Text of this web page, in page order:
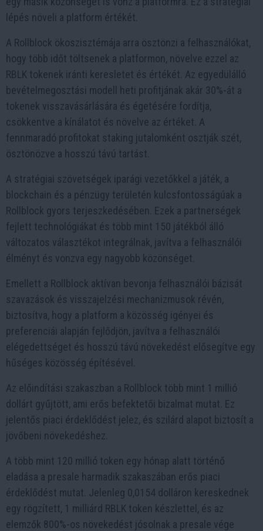
lépés növeli a platform értékét.
A Rollblock ökoszisztémája arra ösztönzi a felhasználókat,
hogy több időt töltsenek a platformon, növelve ezzel az
RBLK tokenek iránti keresletet és értékét. Az egyedülálló
bevételmegosztási modell heti profitjának akár 30%-át a
tokenek visszavásárlására és égetésére fordítja,
csökkentve a kínálatot és növelve az értéket. A
fennmaradó profitokat staking jutalomként osztják szét,
ösztönözve a hosszú távú tartást.
A stratégiai szövetségek iparági vezetőkkel a játék, a
blockchain és a pénzügy területén kulcsfontosságúak a
Rollblock gyors terjeszkedésében. Ezek a partnerségek
fejlett technológiákat és több mint 150 játékból álló
változatos választékot integrálnak, javítva a felhasználói
élményt és vonzva egy nagyobb közönséget.
Emellett a Rollblock aktívan bevonja felhasználói bázisát
szavazások és visszajelzési mechanizmusok révén,
biztosítva, hogy a platform a közösség igényei és
preferenciái alapján fejlődjön, javítva a felhasználói
elégedettséget és hosszú távú növekedést elősegítve egy
hűséges közösség építésével.
Az előindítási szakaszban a Rollblock több mint 1 millió
dollárt gyűjtött, ami erős befektetői bizalmat mutat. Ez
jelentős piaci érdeklődést jelez, és szilárd alapot biztosít a
jövőbeni növekedéshez.
A több mint 120 millió token egy hónap alatt történő
eladása a presale harmadik szakaszában erős piaci
érdeklődést mutat. Jelenleg 0,0154 dolláron kereskednek
egy rögzített, 1 milliárd RBLK token készlettel, és az
elemzők 800%-os növekedést jósolnak a presale vége